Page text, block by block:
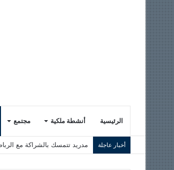
الرئيسية أنشطة ملكية مجتمع
أخبار عاجلة لقاء الملك فيليبي السادس